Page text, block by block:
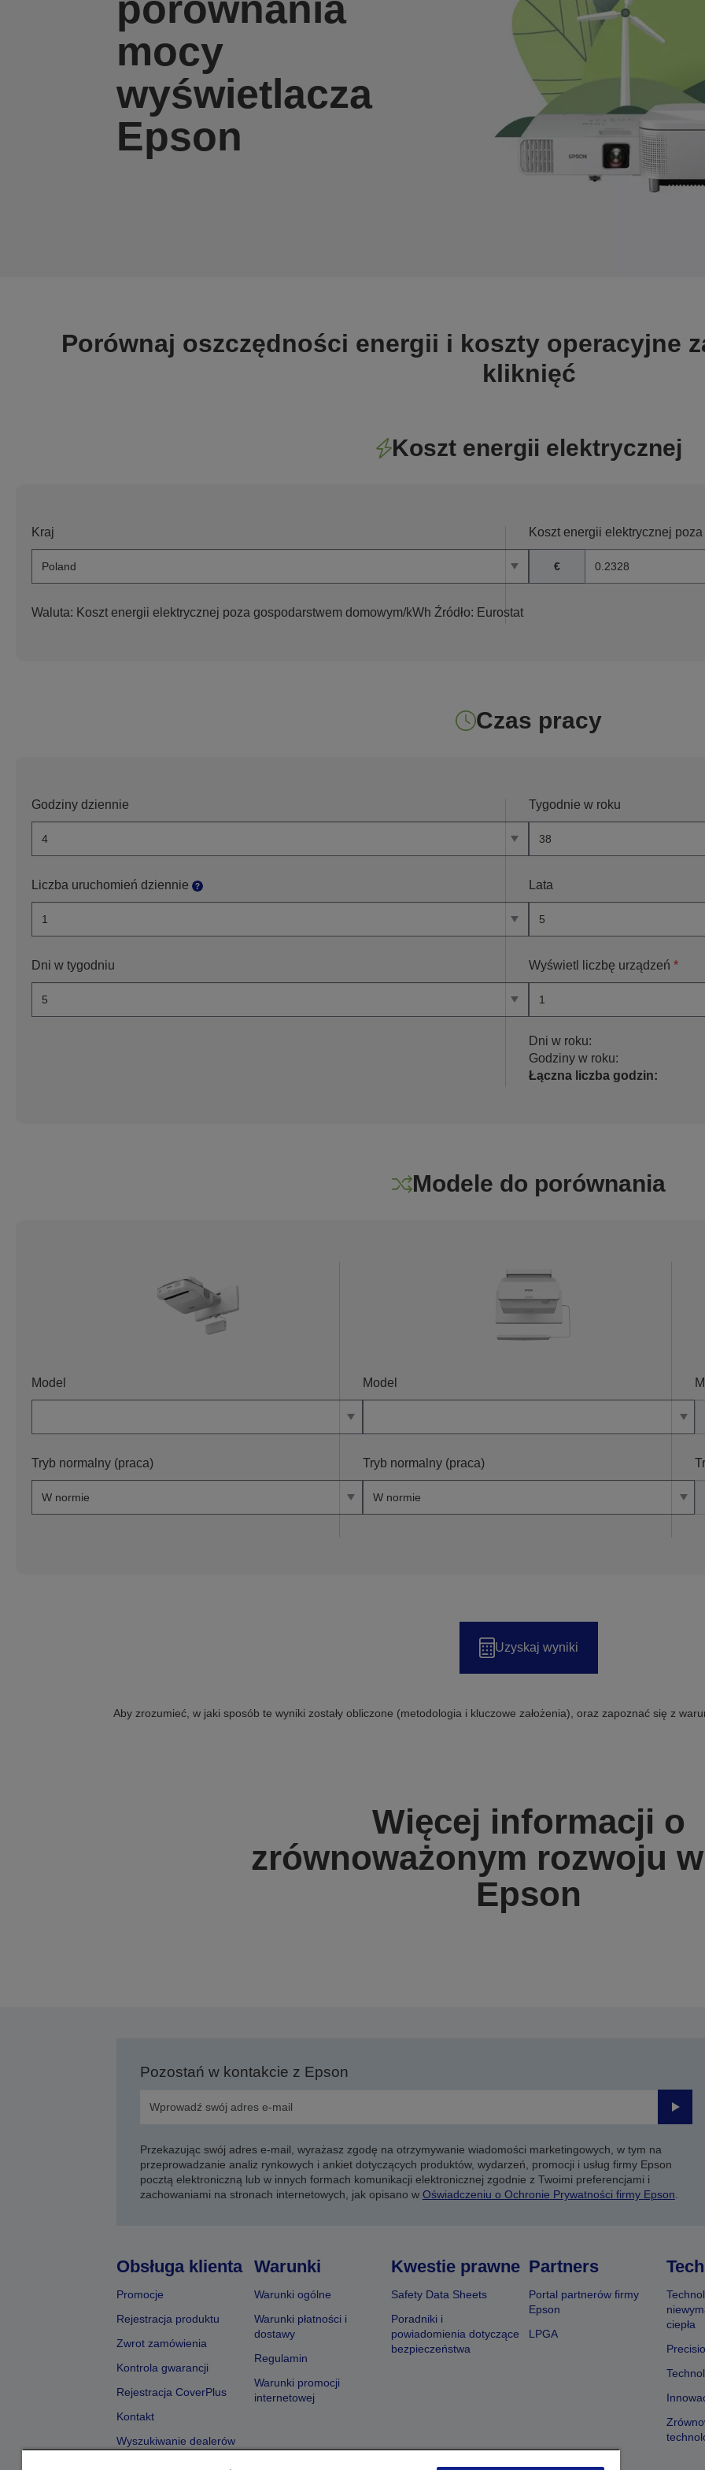
mocy
wyświetlacza
Epson
Porównaj oszczędności energii i koszty operacyjne
kliknięć
Koszt energii elektrycznej
Kraj
Waluta: Koszt energii elektrycznej poza gospodarstwem domowym/kWh Źródło: Eurostat
Koszt energii elektrycznej
€
Czas pracy
Godziny dziennie
Liczba uruchomień dziennie
Dni w tygodniu
Tygodnie w roku
Lata
Wyświetl liczbę urządzeń *
Dni w roku:
Godziny w roku:
Łączna liczba godzin:
Modele do porównania
Model
Tryb normalny (praca)
Model
Tryb normalny (praca)
Uzyskaj wyniki
Aby zrozumieć, w jaki sposób te wyniki zostały obliczone (metodologia i kluczowe założenia), oraz zapoznać się z
Więcej informacji o
zrównoważonym rozwoju
Epson
Pozostań w kontakcie z Epson
Przekazując swój adres e-mail, wyrażasz zgodę na otrzymywanie wiadomości marketingowych, w tym na
przeprowadzanie analiz rynkowych i ankiet dotyczących produktów, wydarzeń, promocji i usług firmy Epson
pocztą elektroniczną lub w innych formach komunikacji elektronicznej zgodnie z Twoimi preferencjami i
zachowaniami na stronach internetowych, jak opisano w Oświadczeniu o Ochronie Prywatności firmy Epson
Obsługa klienta
Promocje
Rejestracja produktu
Zwrot zamówienia
Kontrola gwarancji
Rejestracja CoverPlus
Kontakt
Wyszukiwanie dealerów
Warunki
Warunki ogólne
Warunki płatności i
dostawy
Regulamin
Warunki promocji
internetowej
Kwestie prawne
Safety Data Sheets
Poradniki i
powiadomienia dotyczące
bezpieczeństwa
Partners
Portal partnerów firmy
Epson
LPGA
ciepła